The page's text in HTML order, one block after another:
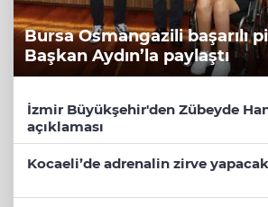
Bursa Osmangazili başarılı
Başkan Aydın’la paylaştı
İzmir Büyükşehir'den Zübeyde
açıklaması
Kocaeli’de adrenalin zirve yapacak